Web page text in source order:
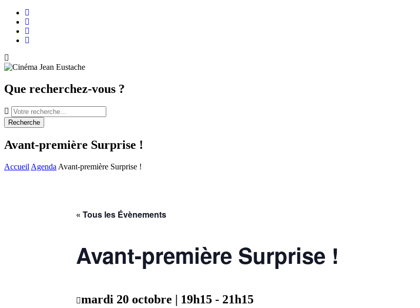
Que recherchez-vous ?
Recherche
Avant-première Surprise !
Accueil Agenda Avant-première Surprise !
« Tous les Évènements
Avant-première Surprise !
mardi 20 octobre | 19h15 - 21h15